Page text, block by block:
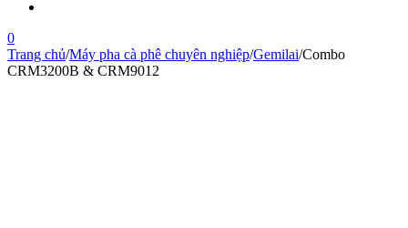
0
Trang chủ/Máy pha cà phê chuyên nghiệp/Gemilai/Combo
CRM3200B & CRM9012